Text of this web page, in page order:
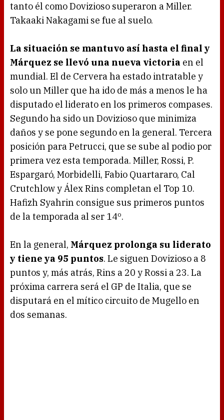
tanto él como Dovizioso superaron a Miller.
Takaaki Nakagami se fue al suelo.
La situación se mantuvo así hasta el final y
Márquez se llevó una nueva victoria en el
mundial. El de Cervera ha estado intratable y
solo un Miller que ha ido de más a menos le ha
disputado el liderato en los primeros compases.
Segundo ha sido un Dovizioso que minimiza
daños y se pone segundo en la general. Tercera
posición para Petrucci, que se sube al podio por
primera vez esta temporada. Miller, Rossi, P.
Espargaró, Morbidelli, Fabio Quartararo, Cal
Crutchlow y Álex Rins completan el Top 10.
Hafizh Syahrin consigue sus primeros puntos
de la temporada al ser 14º.
En la general, Márquez prolonga su liderato
y tiene ya 95 puntos. Le siguen Dovizioso a 8
puntos y, más atrás, Rins a 20 y Rossi a 23. La
próxima carrera será el GP de Italia, que se
disputará en el mítico circuito de Mugello en
dos semanas.